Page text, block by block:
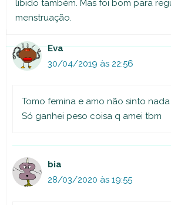
libido também. Mas foi bom para
menstruação.
Eva
30/04/2019 às 22:56
Tomo femina e amo não sinto nada
Só ganhei peso coisa q amei tbm
bia
28/03/2020 às 19:55